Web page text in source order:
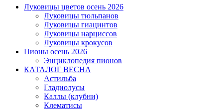
Луковицы цветов осень 2026
Луковицы тюльпанов
Луковицы гиацинтов
Луковицы нарциссов
Луковицы крокусов
Пионы осень 2026
Энциклопедия пионов
КАТАЛОГ ВЕСНА
Астильба
Гладиолусы
Каллы (клубни)
Клематисы